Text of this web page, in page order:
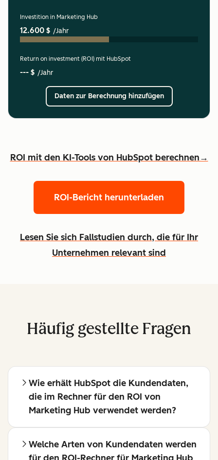
Investition in Marketing Hub
12.600 $ /Jahr
Return on investment (ROI) mit HubSpot
--- $ /Jahr
Daten zur Berechnung hinzufügen
ROI mit den KI-Tools von HubSpot berechnen→
ROI-Bericht herunterladen
Lesen Sie sich Fallstudien durch, die für Ihr
Unternehmen relevant sind
Häufig gestellte Fragen
Wie erhält HubSpot die Kundendaten,
die im Rechner für den ROI von
Marketing Hub verwendet werden?
Welche Arten von Kundendaten werden